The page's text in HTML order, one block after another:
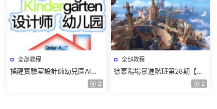
全部教程
搖醒實驗室設計師幼兒園AI軟
件基礎課2025【畫質不錯有素
2
全部教程
徐慕陽場景進階班第28期【畫
2